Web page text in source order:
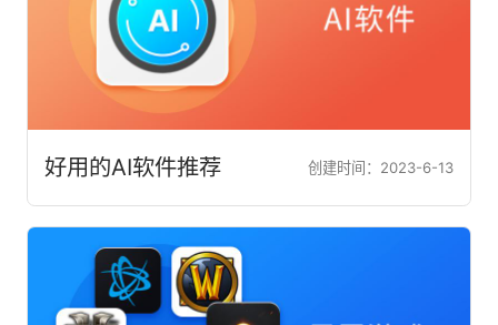
好用的AI软件推荐 创建时间：2023-6-13